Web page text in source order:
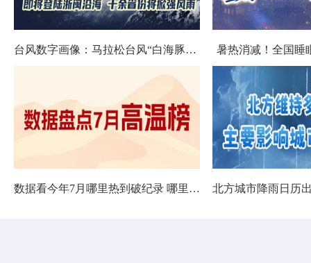
台风数字画像：马拉松台风“白海豚”将影响十余省份 暑热消减！全国睡
数据看今年7月哪里热到破纪录 哪里暑热连轴转